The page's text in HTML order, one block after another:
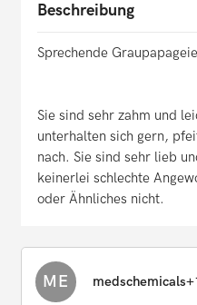
Beschreibung
Sprechende
Sie sind sehr zahm und
unterhalten sich gern,
nach. Sie sind sehr lieb
keinerlei schlechte
oder Ähnliches nicht.
ME